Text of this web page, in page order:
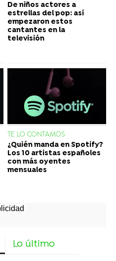
De niños actores a
estrellas del pop: así
empezaron estos
cantantes en la
televisión
TE LO CONTAMOS
¿Quién manda en Spotify?
Los 10 artistas españoles
con más oyentes
mensuales
Lo último